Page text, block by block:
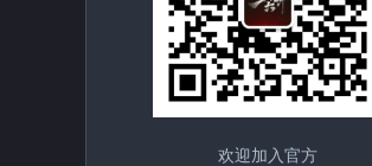
欢迎加入官方